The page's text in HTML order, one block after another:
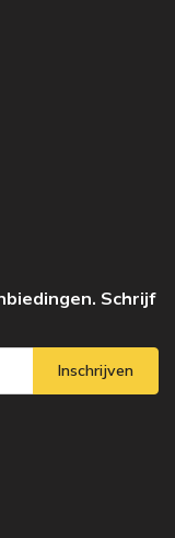
Schrijf
Inschrijven